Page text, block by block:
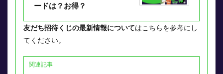
ードは？お得？
友だち招待くじの最新情報についてはこちらを参考にし
てください。
関連記事